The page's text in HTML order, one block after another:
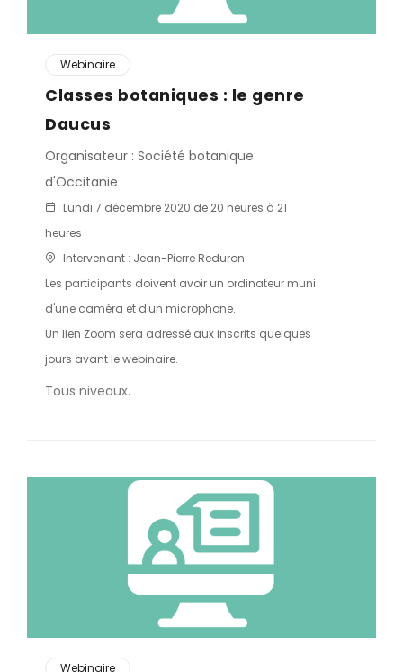
Webinaire
Classes botaniques : le genre
Daucus
Organisateur : Société botanique
d'Occitanie
Lundi 7 décembre 2020 de 20 heures à 21
heures
Intervenant : Jean-Pierre Reduron
Les participants doivent avoir un ordinateur muni
d'une caméra et d'un microphone.
Un lien Zoom sera adressé aux inscrits quelques
jours avant le webinaire.
Tous niveaux.
Webinaire